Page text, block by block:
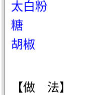
太白粉
糖
胡椒
【做 法】